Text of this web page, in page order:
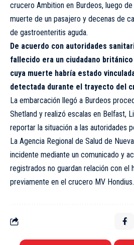
crucero Ambition en Burdeos, luego
muerte de un pasajero y decenas de
de gastroenteritis aguda.
De acuerdo con autoridades
fallecido era un ciudadano
cuya muerte habría estado
detectada durante el trayecto del
La embarcación llegó a Burdeos
Shetland y realizó escalas en Belfast,
reportar la situación a las autoridades
La Agencia Regional de Salud de
incidente mediante un comunicado y
registrados no guardan relación con el
previamente en el crucero MV Hondius.